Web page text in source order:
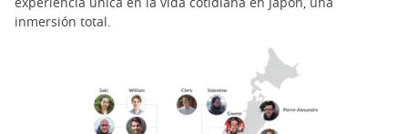
inmersión total.